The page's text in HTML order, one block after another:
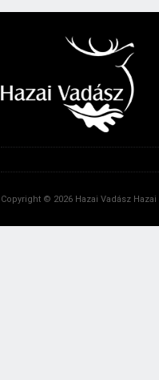
Copyright © 2026 Hazai Vadász